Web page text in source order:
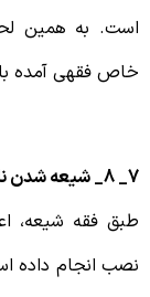
به همین
فقهی آمده
فقه شیعه،
انجام داده